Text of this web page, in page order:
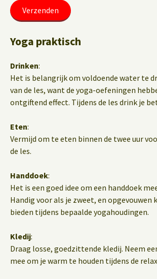
Yoga praktisch
Drinken:
Het is belangrijk om voldoende water te
van de les, want de yoga-oefeningen
ontgiftend effect. Tijdens de les drink je
Eten:
Vermijd om te eten binnen de twee uur
de les.
Handdoek:
Het is een goed idee om een handdoek
Handig voor als je zweet, en opgevouwen
bieden tijdens bepaalde yogahoudingen.
Kledij:
Draag losse, goedzittende kledij. Neem
mee om je warm te houden tijdens de